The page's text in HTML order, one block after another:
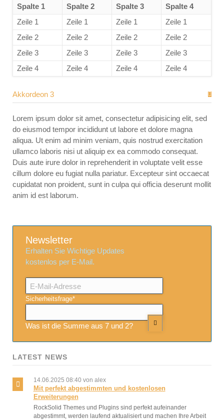
Spalte 1 Spalte 2 Spalte 3
Spalte 4
Zeile 1
Zeile 1 Zeile 1
Zeile 1
Zeile 2
Zeile 2 Zeile 2
Zeile 2
Zeile 3
Zeile 3 Zeile 3
Zeile 3
Zeile 4
Zeile 4 Zeile 4 Zeile 4
Akkordeon 3
Lorem ipsum dolor sit amet, consectetur adipisicing elit, sed
do eiusmod tempor incididunt ut labore et dolore magna
aliqua. Ut enim ad minim veniam, quis nostrud exercitation
ullamco laboris nisi ut aliquip ex ea commodo consequat.
Duis aute irure dolor in reprehenderit in voluptate velit esse
cillum dolore eu fugiat nulla pariatur. Excepteur sint occaecat
cupidatat non proident, sunt in culpa qui officia deserunt mollit
anim id est laborum.
Newsletter
Erhalten Sie Wichtige Updates
kostenlos per E-Mail.
E-
Mail-
Adresse
Pflichtfeld
Sicherheitsfrage*
Was ist die Summe aus 7 und 2?
LATEST NEWS
14.06.2025 08:40 von alex
Mit perfekt abgestimmten und kostenlosen
Erweiterungen
RockSolid Themes und Plugins sind perfekt aufeinander
abgestimmt, werden laufend aktualisiert und machen Ihre Arbeit